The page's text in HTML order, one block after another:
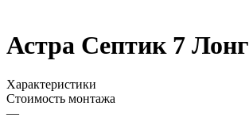
Астра Септик 7 Лонг
Характеристики
Стоимость монтажа
—